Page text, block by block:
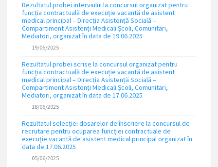
Rezultatul probei interviului la concursul organizat pentru
funcția contractuală de execuție vacantă de asistent
medical principal – Direcția Asistență Socială –
Compartiment Asistenți Medicali Școli, Comunitari,
Mediatori, organizat în data de 19.06.2025
19/06/2025
Rezultatul probei scrise la concursul organizat pentru
funcția contractuală de execuție vacantă de asistent
medical principal – Direcția Asistență Socială –
Compartiment Asistenți Medicali Școli, Comunitari,
Mediatori, organizat în data de 17.06.2025
18/06/2025
Rezultatul selecției dosarelor de înscriere la concursul de
recrutare pentru ocuparea funcției contractuale de
execuție vacantă de asistent medical principal organizat în
data de 17.06.2025
05/06/2025